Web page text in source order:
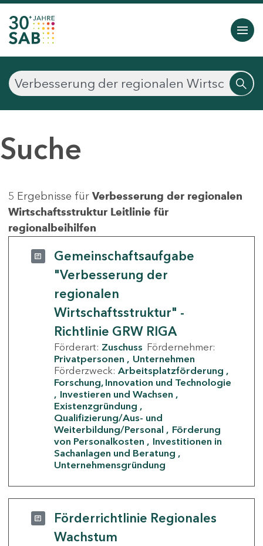
Suche
5 Ergebnisse für Verbesserung der regionalen
Wirtschaftsstruktur Leitlinie für
regionalbeihilfen
Gemeinschaftsaufgabe
"Verbesserung der
regionalen
Wirtschaftsstruktur" -
Richtlinie GRW RIGA
Förderart: Zuschuss Fördernehmer:
Privatpersonen
Unternehmen
Förderzweck: Arbeitsplatzförderung
Forschung, Innovation und Technologie
Investieren und Wachsen
Existenzgründung
Qualifizierung/Aus- und
Weiterbildung/Personal
Förderung
von Personalkosten
Investitionen in
Sachanlagen und Beratung
Unternehmensgründung
Förderrichtlinie Regionales
Wachstum